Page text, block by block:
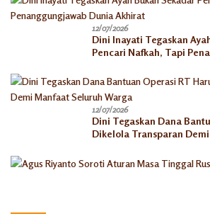
12/07/2026
Dini Inayati Tegaskan
Pencari Nafkah, Tapi
12/07/2026
Dini Tegaskan Dana
Dikelola Transparan